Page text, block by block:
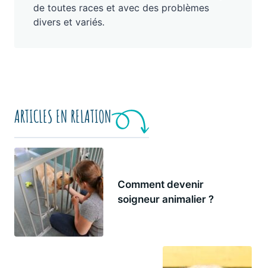
de toutes races et avec des problèmes
divers et variés.
ARTICLES EN RELATION
Comment devenir
soigneur animalier ?